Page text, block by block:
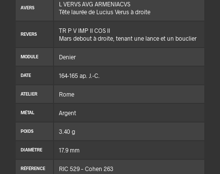
AVERS
L VERVS AVG ARMENIACVS
Tête laurée de Lucius Verus à droite
REVERS
TR P V IMP II COS II
Mars debout à droite, tenant une lance et un bouclier
MODULE Denier
DATE 164-165 ap. J.-C.
ATELIER Rome
MÉTAL Argent
POIDS 3.40 g
DIAMÈTRE 17.9 mm
RÉFÉRENCE RIC 529 – Cohen 263